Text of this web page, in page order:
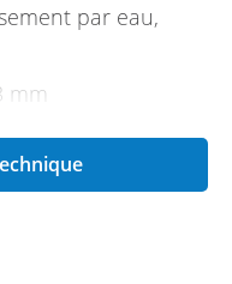
par eau,
mm
tr/min